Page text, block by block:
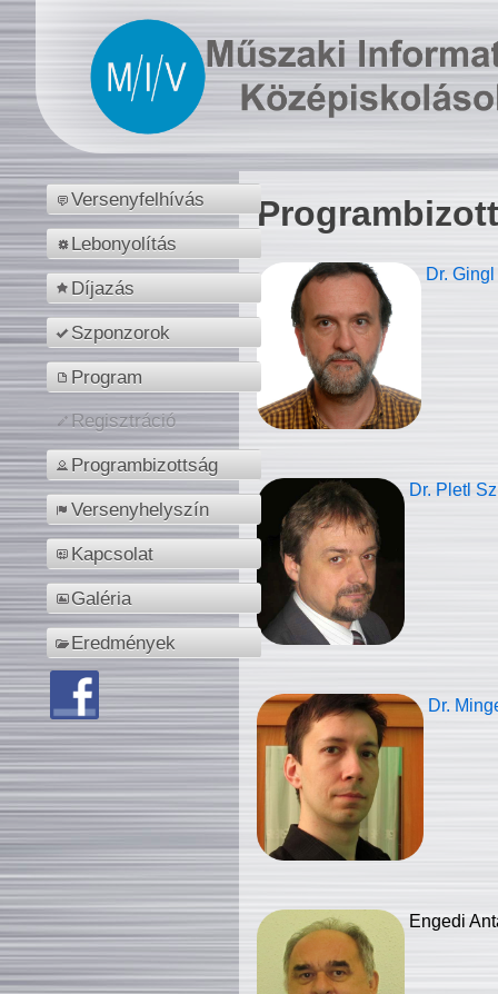
Versenyfelhívás
Lebonyolítás
Díjazás
Szponzorok
Program
Regisztráció
Programbizottság
Versenyhelyszín
Kapcsolat
Galéria
Eredmények
Dr.
Dr. Pletl
Dr.
Engedi